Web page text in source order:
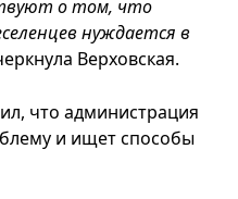
о том, что
нуждается в
Верховская.
что администрация
и ищет способы